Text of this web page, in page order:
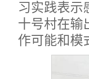
习实践表示
十号村在输
作可能和模